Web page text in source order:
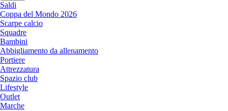
Saldi
Coppa del Mondo 2026
Scarpe calcio
Squadre
Bambini
Abbigliamento da allenamento
Portiere
Attrezzatura
Spazio club
Lifestyle
Outlet
Marche